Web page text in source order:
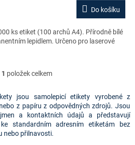
Do košíku
ks etiket (100 archů A4). Přírodně bílé
lepidlem. Určeno pro laserové
O
l
á
d
a
c
1 položek celkem
jsou samolepicí etikety vyrobené z
z papíru z odpovědných zdrojů. Jsou
a kontaktních údajů a představují
standardním adresním etiketám bez
nebo přilnavosti.